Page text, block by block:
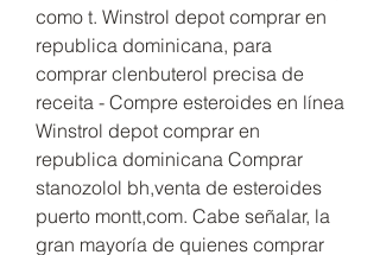
como t. Winstrol depot comprar en
republica dominicana, para
comprar clenbuterol precisa de
receita - Compre esteroides en línea
Winstrol depot comprar en
republica dominicana Comprar
stanozolol bh,venta de esteroides
puerto montt,com. Cabe señalar, la
gran mayoría de quienes comprar